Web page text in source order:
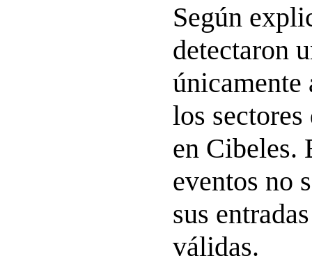
Según
detectaron
únicamente
los
en Cibeles.
eventos no
sus
válidas.